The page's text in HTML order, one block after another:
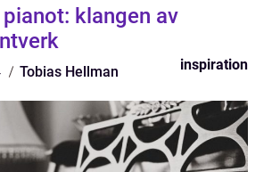
klangen av
Tobias Hellman inspiration